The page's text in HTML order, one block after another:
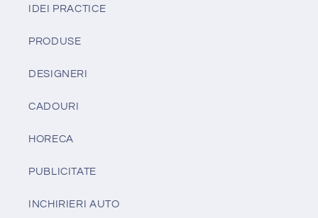
IDEI PRACTICE
PRODUSE
DESIGNERI
CADOURI
HORECA
PUBLICITATE
INCHIRIERI AUTO